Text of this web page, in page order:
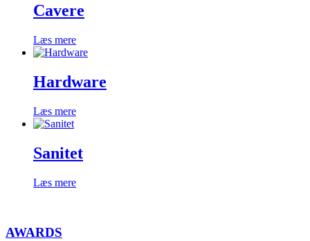
Cavere
Læs mere
Hardware
Læs mere
Sanitet
Læs mere
AWARDS